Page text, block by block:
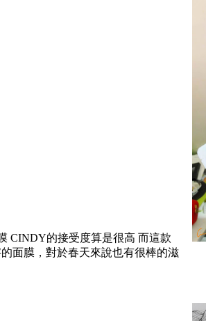
CINDY的接受度算是很高 而這款
面膜，對於春天來說也有很棒的滋